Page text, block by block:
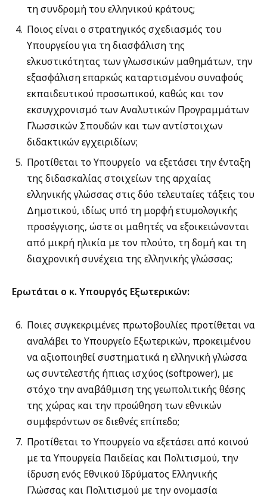
τη συνδρομή του ελληνικού κράτους;
Ποιος είναι ο στρατηγικός σχεδιασμός του
Υπουργείου για τη διασφάλιση της
ελκυστικότητας των γλωσσικών μαθημάτων, την
εξασφάλιση επαρκώς καταρτισμένου συναφούς
εκπαιδευτικού προσωπικού, καθώς και τον
εκσυγχρονισμό των Αναλυτικών Προγραμμάτων
Γλωσσικών Σπουδών και των αντίστοιχων
διδακτικών εγχειριδίων;
Προτίθεται το Υπουργείο να εξετάσει την ένταξη
της διδασκαλίας στοιχείων της αρχαίας
ελληνικής γλώσσας στις δύο τελευταίες τάξεις του
Δημοτικού, ιδίως υπό τη μορφή ετυμολογικής
προσέγγισης, ώστε οι μαθητές να εξοικειώνονται
από μικρή ηλικία με τον πλούτο, τη δομή και τη
διαχρονική συνέχεια της ελληνικής γλώσσας;
Ερωτάται ο κ. Υπουργός Εξωτερικών:
Ποιες συγκεκριμένες πρωτοβουλίες προτίθεται να
αναλάβει το Υπουργείο Εξωτερικών, προκειμένου
να αξιοποιηθεί συστηματικά η ελληνική γλώσσα
ως συντελεστής ήπιας ισχύος (softpower), με
στόχο την αναβάθμιση της γεωπολιτικής θέσης
της χώρας και την προώθηση των εθνικών
συμφερόντων σε διεθνές επίπεδο;
Προτίθεται το Υπουργείο να εξετάσει από κοινού
με τα Υπουργεία Παιδείας και Πολιτισμού, την
ίδρυση ενός Εθνικού Ιδρύματος Ελληνικής
Γλώσσας και Πολιτισμού με την ονομασία